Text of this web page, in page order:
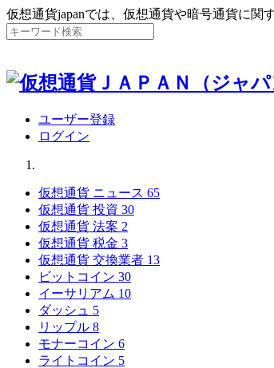
仮想通貨japanでは、仮想通貨や暗号通貨に
ユーザー登録
ログイン
仮想通貨 ニュース 65
仮想通貨 投資 30
仮想通貨 法案 2
仮想通貨 税金 3
仮想通貨 交換業者 13
ビットコイン 30
イーサリアム 10
ダッシュ 5
リップル 8
モナーコイン 6
ライトコイン 5